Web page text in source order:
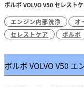
ボルボ VOLVO V50 セレスト
エンジン内部洗浄 オ
セレストケア
ボルボ
ボルボ VOLVO V50